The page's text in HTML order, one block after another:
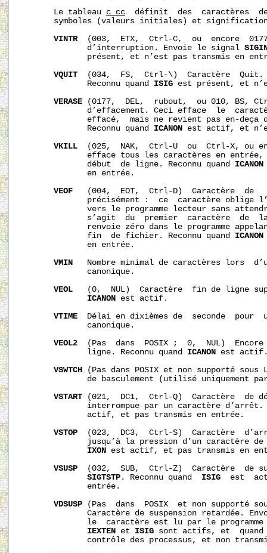
       Le tableau
c_cc
définit  des  caractères
symboles (valeurs initiales) et
VINTR
(003,  ETX,  Ctrl-C,  ou  encore
              d’interruption. Envoie le signal
présent, et n’est pas transmis en
VQUIT
(034,  FS,  Ctrl-\)  Caractère
              Reconnu quand
ISIG est présent, et
VERASE (0177,  DEL,  rubout,  ou 010, BS,
d’effacement. Ceci efface  le
effacé,  mais ne revient pas en-deça
              Reconnu quand
ICANON est actif, et
VKILL
(025,  NAK,  Ctrl-U  ou  Ctrl-X, ou
efface tous les caractères en
              début  de ligne. Reconnu quand
ICANON
              en entrée.
VEOF
(004,  EOT,  Ctrl-D)  Caractère  de
précisément :  ce  caractère oblige
vers le programme lecteur sans
s’agit  du  premier  caractère  de
renvoie zéro dans le programme
              fin  de fichier. Reconnu quand
ICANON
              en entrée.
VMIN
Nombre minimal de caractères lors
              canonique.
VEOL
(0,  NUL)  Caractère  fin de ligne
ICANON est actif.
VTIME
Délai en dixièmes de  seconde  pour
              canonique.
VEOL2
(Pas  dans  POSIX ;  0,  NUL)
              ligne. Reconnu quand
ICANON est
VSWTCH (Pas dans POSIX et non supporté
de basculement (utilisé uniquement
VSTART (021,  DC1,  Ctrl-Q)  Caractère  de
interrompue par un caractère
              actif, et pas transmis en entrée.
VSTOP
(023,  DC3,  Ctrl-S)  Caractère
jusqu’à la pression d’un caractère
IXON est actif, et pas transmis en
VSUSP
(032,  SUB,  Ctrl-Z)  Caractère  de
SIGTSTP . Reconnu quand ISIG
est
              entrée.
VDSUSP (Pas  dans  POSIX  et non supporté
Caractère de suspension retardée.
le  caractère est lu par le
IEXTEN et ISIG sont actifs, et  quand
contrôle des processus, et non